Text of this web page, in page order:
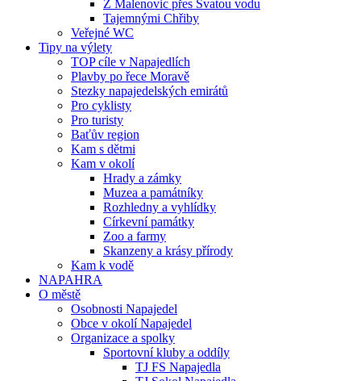
Z Malenovic přes Svatou vodu
Tajemnými Chřiby
Veřejné WC
Tipy na výlety
TOP cíle v Napajedlích
Plavby po řece Moravě
Stezky napajedelských emirátů
Pro cyklisty
Pro turisty
Baťův region
Kam s dětmi
Kam v okolí
Hrady a zámky
Muzea a památníky
Rozhledny a vyhlídky
Církevní památky
Zoo a farmy
Skanzeny a krásy přírody
Kam k vodě
NAPAHRA
O městě
Osobnosti Napajedel
Obce v okolí Napajedel
Organizace a spolky
Sportovní kluby a oddíly
TJ FS Napajedla